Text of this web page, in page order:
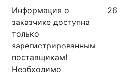
Информация о
заказчике доступна
только
зарегистрированным
поставщикам!
Необходимо